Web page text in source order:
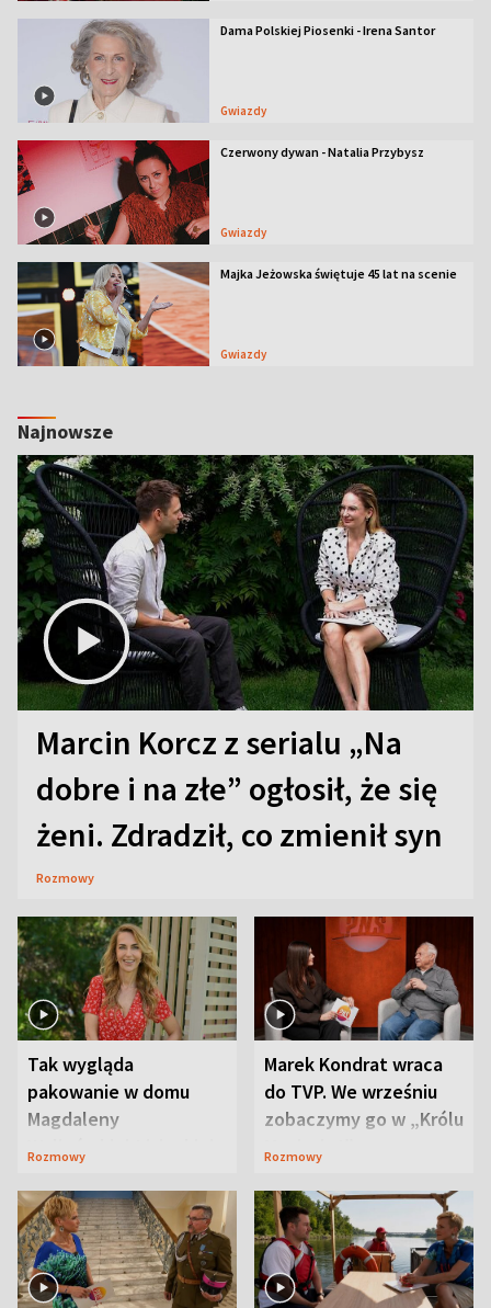
Dama Polskiej Piosenki - Irena Santor
Gwiazdy
Czerwony dywan - Natalia Przybysz
Gwiazdy
Majka Jeżowska świętuje 45 lat na scenie
Gwiazdy
Najnowsze
Marcin Korcz z serialu „Na
dobre i na złe” ogłosił, że się
żeni. Zdradził, co zmienił syn
Rozmowy
Tak wygląda
pakowanie w domu
Magdaleny
Waligórskiej-Lisieckiej.
Rozmowy
Marek Kondrat wraca
do TVP. We wrześniu
zobaczymy go w „Królu
Maciusiu I”
Rozmowy